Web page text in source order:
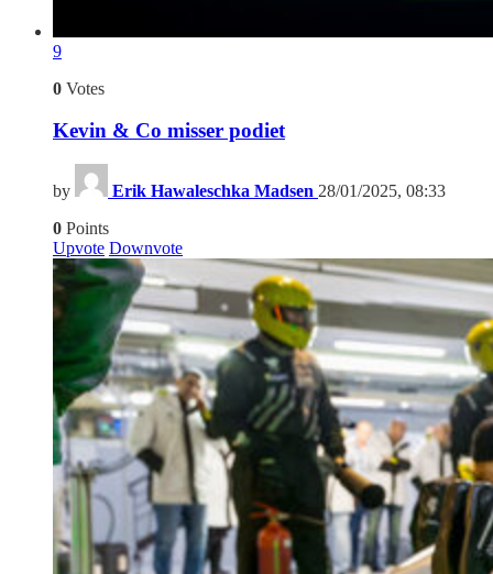
9
0 Votes
Kevin & Co misser podiet
by Erik Hawaleschka Madsen 28/01/2025, 08:33
0 Points
Upvote Downvote